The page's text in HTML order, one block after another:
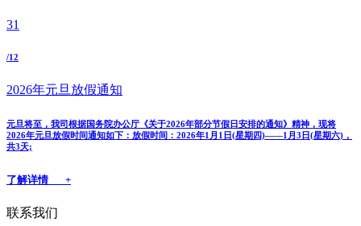
31
/12
2026年元旦放假通知
元旦将至，我司根据国务院办公厅《关于2026年部分节假日安排的通知》精神，现将
2026年元旦放假时间通知如下：放假时间：2026年1月1日(星期四)——1月3日(星期六)，
共3天;
了解详情 +
联系我们